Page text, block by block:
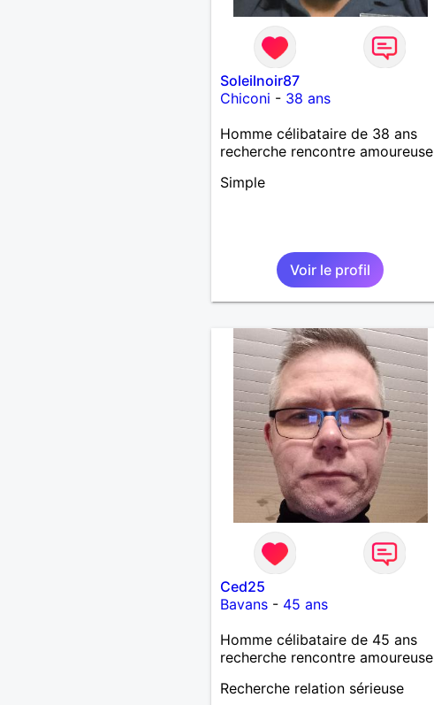
Soleilnoir87
Chiconi - 38 ans
Homme célibataire de 38 ans
recherche rencontre amoureuse
Simple
Voir le profil
Ced25
Bavans- 45 ans
Homme célibataire de 45 ans
recherche rencontre amoureuse
Recherche relation sérieuse